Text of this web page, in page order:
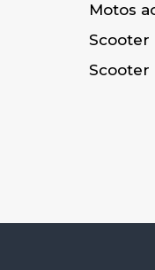
Motos
Scooter
Scooter